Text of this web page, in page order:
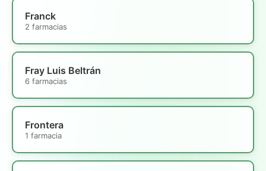
Franck
2 farmacias
Fray Luis Beltrán
6 farmacias
Frontera
1 farmacia